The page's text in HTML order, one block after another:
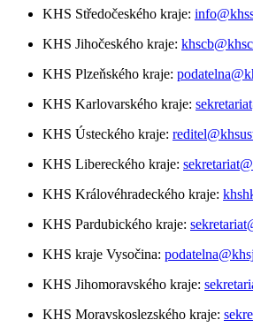
KHS Středočeského kraje:
KHS Jihočeského kraje:
KHS Plzeňského kraje:
KHS Karlovarského kraje:
KHS Ústeckého kraje:
KHS Libereckého kraje:
KHS Královéhradeckého kraje:
KHS Pardubického kraje:
KHS kraje Vysočina:
KHS Jihomoravského kraje:
KHS Moravskoslezského kraje: